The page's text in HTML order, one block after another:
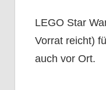
LEGO Star
Vorrat reicht)
auch vor Ort.